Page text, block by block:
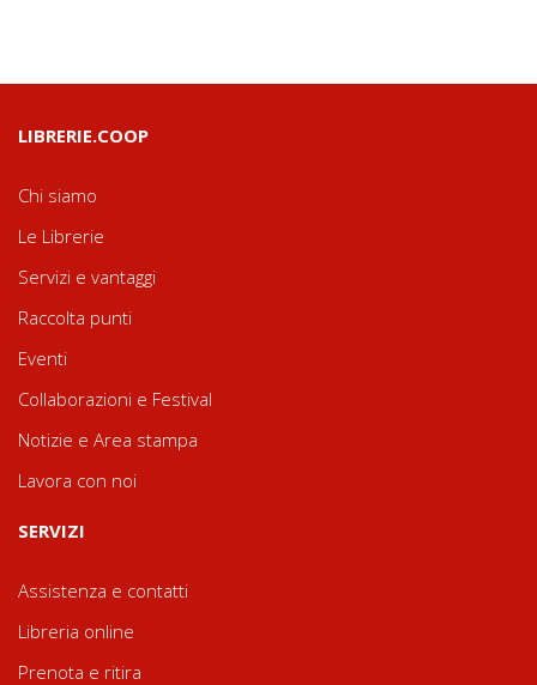
LIBRERIE.COOP
Chi siamo
Le Librerie
Servizi e vantaggi
Raccolta punti
Eventi
Collaborazioni e Festival
Notizie e Area stampa
Lavora con noi
SERVIZI
Assistenza e contatti
Libreria online
Prenota e ritira